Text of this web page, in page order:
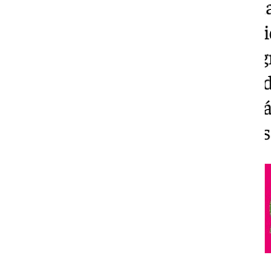
hombre es originario de
movimiento de tierra de la
de que un accidente de esta
carretera, en esta ocasión, ha
privada del municipio,
pendiente «por causas que